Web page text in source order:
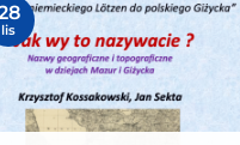
Lötzen do
Giżycka” – Jak wy to
grudnia 2025
Archiwum Cyfrowe
lis